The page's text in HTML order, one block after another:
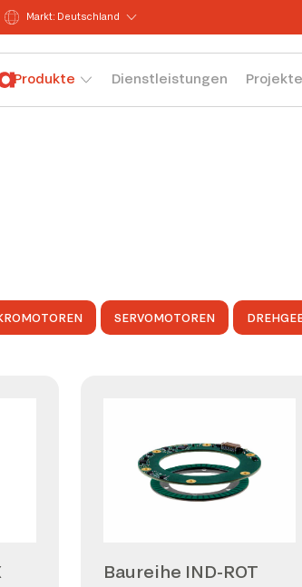
Markt: Deutschland
Produkte Dienstleistungen Projekte
SERVOMOTOREN
Baureihe IND-ROT